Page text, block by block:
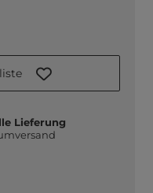
Lieferung